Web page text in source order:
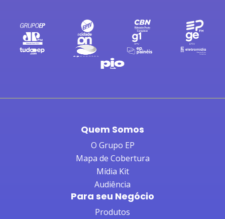
Quem Somos
O Grupo EP
Mapa de Cobertura
Mídia Kit
Audiência
Para seu Negócio
Produtos